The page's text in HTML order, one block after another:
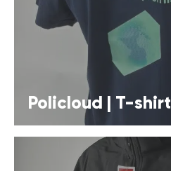
Policloud | T-shirt